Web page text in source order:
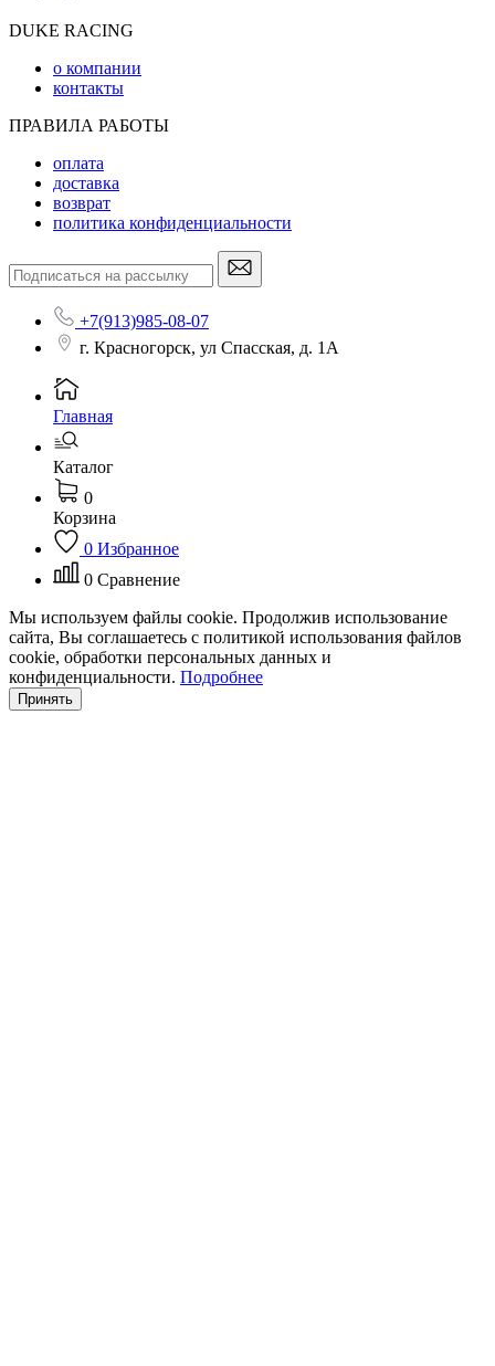
DUKE RACING
о компании
контакты
ПРАВИЛА РАБОТЫ
оплата
доставка
возврат
политика конфиденциальности
+7(913)985-08-07
г. Красногорск, ул Спасская, д. 1А
Главная
Каталог
0
Корзина
0 Избранное
0 Сравнение
Мы используем файлы cookie. Продолжив использование
сайта, Вы соглашаетесь с политикой использования файлов
cookie, обработки персональных данных и
конфиденциальности. Подробнее
Принять